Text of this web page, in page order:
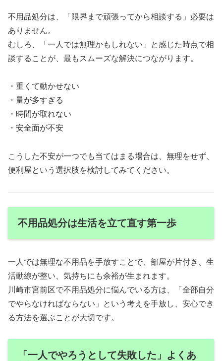
不用品処分は、「限界まで頑張ってから相談する」必要は
ありません。
むしろ、「一人では無理かもしれない」と感じた時点で相
談することが、最もスムーズな解決につながります。
・重くて動かせない
・量が多すぎる
・時間が取れない
・安全面が不安
こうした不安が一つでも当てはまる場合は、無理をせず、
便利屋という選択肢を検討してみてください。
不用品処分は生活を立て直す第一歩
一人では無理な不用品を手放すことで、部屋が片付き、生
活動線が整い、気持ちにも余裕が生まれます。
川崎市宮前区で不用品処分に悩んでいる方は、「全部自分
でやらなければならない」という考えを手放し、安心でき
る方法を選ぶことが大切です。
「一人でやろうとして失敗した」よくあ